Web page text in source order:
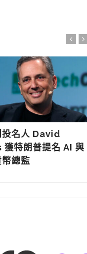
投名人 David
獲特朗普提名 AI 與
總監